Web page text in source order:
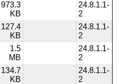
973.3
KB
24.8.1.1-
2
127.4
KB
24.8.1.1-
2
1.5
MB
24.8.1.1-
2
134.7
KB
24.8.1.1-
2